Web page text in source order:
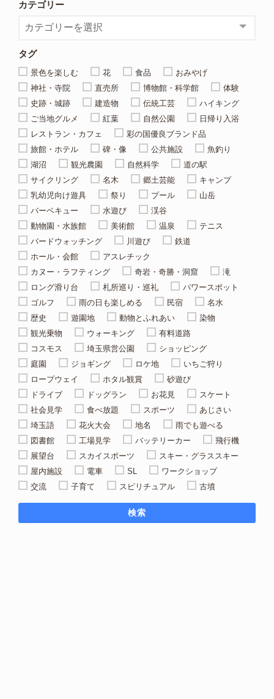
カテゴリー
タグ
景色を楽しむ 花 食品
おみやげ
神社・寺院
直売所 博物館・科学館
体験
史跡・城跡
建造物 伝統工芸
ハイキング
ご当地グルメ
紅葉 自然公園
日帰り入浴
レストラン・カフェ
彩の国優良ブランド品
旅館・ホテル
碑・像 公共施設
魚釣り
湖沼
観光農園 自然科学
道の駅
サイクリング
名木 郷土芸能
キャンプ
乳幼児向け遊具
祭り プール
山岳
バーベキュー
水遊び
渓谷
動物園・水族館
美術館 温泉
テニス
バードウォッチング
川遊び
鉄道
ホール・会館
アスレチック
カヌー・ラフティング
奇岩・奇勝・洞窟
滝
ロング滑り台
札所巡り・巡礼
パワースポット
ゴルフ
雨の日も楽しめる 民宿
名水
歴史
遊園地 動物とふれあい
染物
観光乗物
ウォーキング
有料道路
コスモス
埼玉県営公園
ショッピング
庭園
ジョギング ロケ地
いちご狩り
ロープウェイ
ホタル観賞
砂遊び
ドライブ
ドッグラン お花見
スケート
社会見学
食べ放題 スポーツ
あじさい
埼玉語
花火大会 地名
雨でも遊べる
図書館
工場見学 バッテリーカー
飛行機
展望台
スカイスポーツ
スキー・グラススキー
屋内施設
電車 SL
ワークショップ
交流
子育て スピリチュアル 古墳
検索